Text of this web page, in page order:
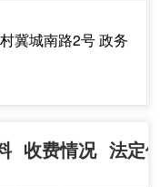
冀城南路2号 政务
收费情况 法定